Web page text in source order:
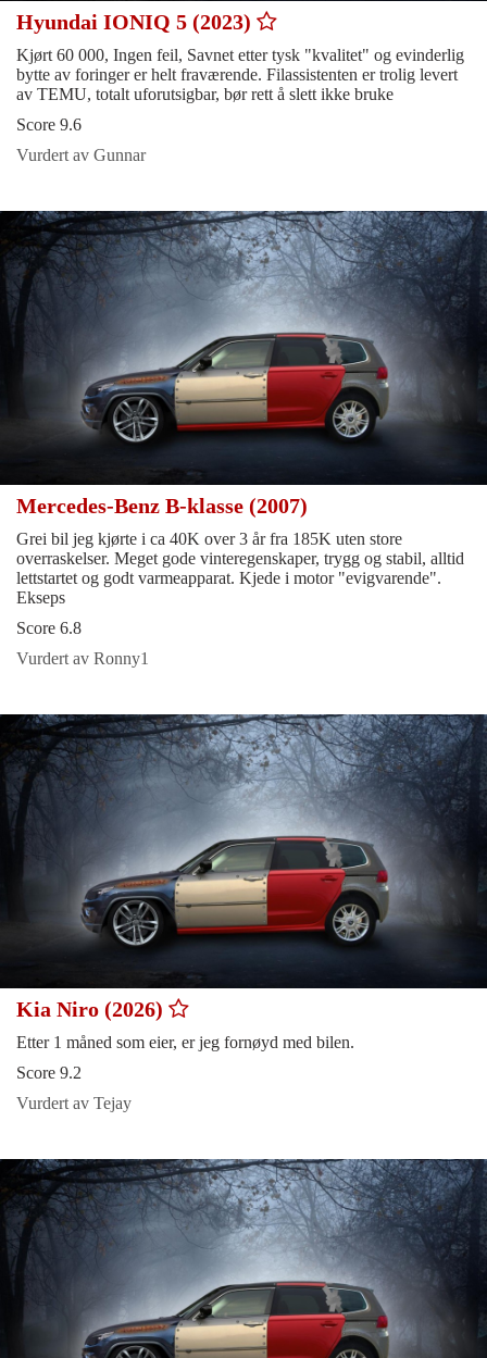
Hyundai IONIQ 5 (2023)
Kjørt 60 000, Ingen feil, Savnet etter tysk "kvalitet" og evinderlig
bytte av foringer er helt fraværende. Filassistenten er trolig levert
av TEMU, totalt uforutsigbar, bør rett å slett ikke bruke
Score 9.6
Vurdert av Gunnar
Mercedes-Benz B-klasse (2007)
Grei bil jeg kjørte i ca 40K over 3 år fra 185K uten store
overraskelser. Meget gode vinteregenskaper, trygg og stabil, alltid
lettstartet og godt varmeapparat. Kjede i motor "evigvarende".
Ekseps
Score 6.8
Vurdert av Ronny1
Kia Niro (2026)
Etter 1 måned som eier, er jeg fornøyd med bilen.
Score 9.2
Vurdert av Tejay